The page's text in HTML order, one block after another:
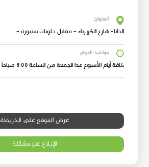
العنوان
الدانا- شارع الكهرباء - مقابل حلويات سنيورة -
مواعيد الدوام
كافة أيام الأسبوع عدا الجمعة من الساعة 8:00 صباحاً إلى الساعة 5:00 مساءً
عرض الموقع على الخريطة
الإبلاغ عن مشكلة